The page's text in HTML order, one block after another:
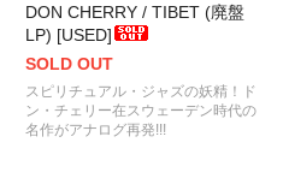
DON CHERRY / TIBET (廃盤
LP) [USED]
SOLD OUT
スピリチュアル・ジャズの妖精！ド
ン・チェリー在スウェーデン時代の
名作がアナログ再発!!!